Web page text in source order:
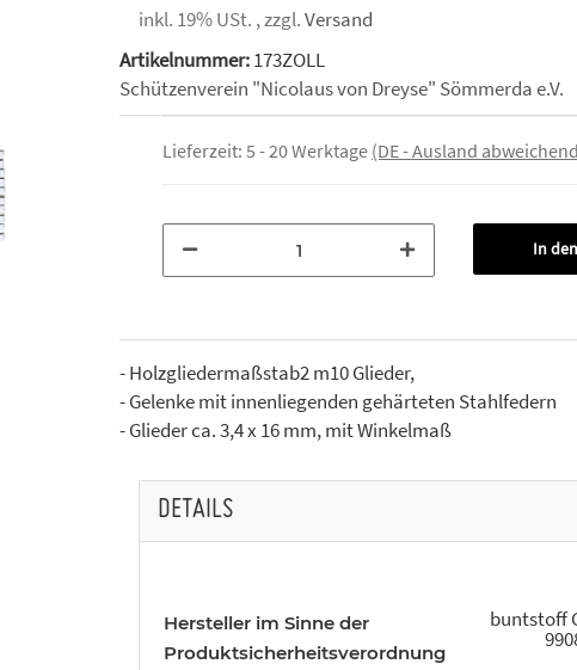
inkl. 19% USt. , zzgl.Versand
Artikelnummer:173ZOLL
Schützenverein "Nicolaus von Dreyse" Sömmerda e.V.
Lieferzeit: 5 - 20 Werktage (DE - Ausland
In
- Holzgliedermaßstab2 m10 Glieder,
- Gelenke mit innenliegenden gehärteten Stahlfedern
- Glieder ca. 3,4 x 16 mm, mit Winkelmaß
DETAILS
Hersteller im Sinne der
Produktsicherheitsverordnung
buntstoff